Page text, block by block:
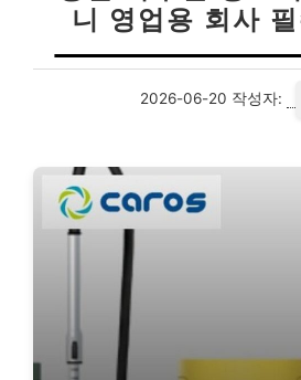
니 영업용 회사
2026-06-20 작성자: